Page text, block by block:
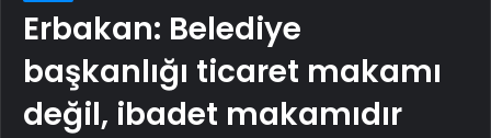
Erbakan: Belediye
başkanlığı ticaret makamı
değil, ibadet makamıdır